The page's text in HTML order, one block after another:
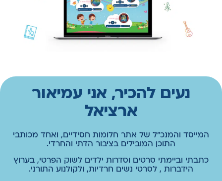
נעים להכיר, אני עמיאור
ארציאל
המייסד והמנכ"ל של אתר חלומות חסידיים, ואחד מכותבי
התוכן המובילים בציבור הדתי והחרדי.
כתבתי וביימתי סרטים וסדרות ילדים לשוק הפרטי, בערוץ
הידברות , לסרטי נשים חרדיות, ולקולנוע התורני.